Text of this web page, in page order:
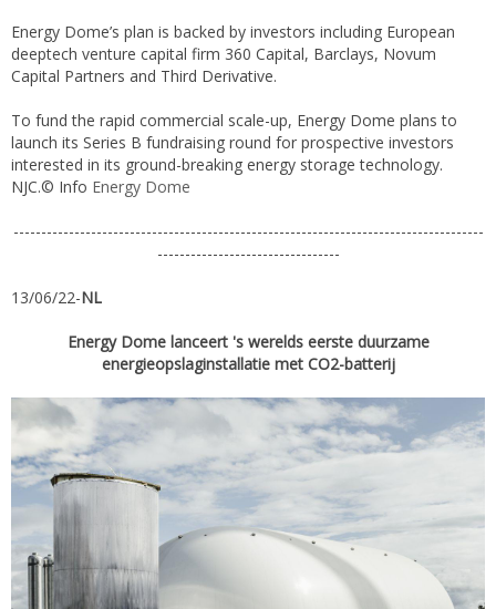
Energy Dome’s plan is backed by investors including European
deeptech venture capital firm 360 Capital, Barclays, Novum
Capital Partners and Third Derivative.
To fund the rapid commercial scale-up, Energy Dome plans to
launch its Series B fundraising round for prospective investors
interested in its ground-breaking energy storage technology.
NJC.© Info Energy Dome
-------------------------------------------------------------------------------------
---------------------------------
13/06/22-NL
Energy Dome lanceert 's werelds eerste duurzame
energieopslaginstallatie met CO2-batterij